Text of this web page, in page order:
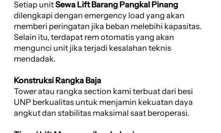
Setiap unitSewa Lift Barang Pangkal Pinang
dilengkapi dengan emergency load yang akan
memberi peringatan jika beban melebihi kapasitas.
Selain itu, terdapat rem otomatis yang akan
mengunci unit jika terjadi kesalahan teknis
mendadak.
Konstruksi Rangka Baja
Tower atau rangka section kami terbuat dari besi
UNP berkualitas untuk menjamin kekuatan daya
angkut dan stabilitas maksimal saat beroperasi.